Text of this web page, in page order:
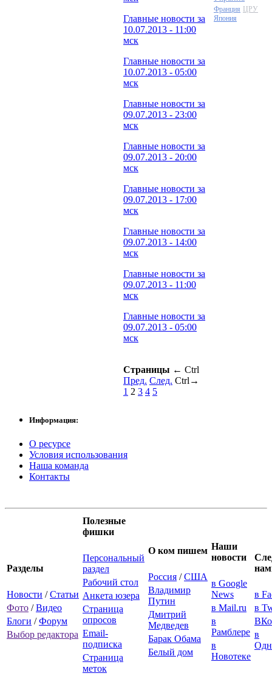
Главные новости за
10.07.2013 - 11:00
мск
Главные новости за
10.07.2013 - 05:00
мск
Главные новости за
09.07.2013 - 23:00
мск
Главные новости за
09.07.2013 - 20:00
мск
Главные новости за
09.07.2013 - 17:00
мск
Главные новости за
09.07.2013 - 14:00
мск
Главные новости за
09.07.2013 - 11:00
мск
Главные новости за
09.07.2013 - 05:00
мск
Страницы ← Ctrl
Пред. След. Ctrl →
1 2 3 4 5
Франция ЦРУ
Япония
Информация:
О ресурсе
Условия использования
Наша команда
Контакты
Разделы
Новости /Статьи
Фото /Видео
Блоги /Форум
Выбор редактора
Полезные
фишки
Персональный
раздел
Рабочий стол
Анкета юзера
Страница
опросов
Email-
подписка
Страница
меток
О ком пишем
Россия /США
Владимир
Путин
Дмитрий
Медведев
Барак Обама
Белый дом
Наши
новости
в Google
News
в Mail.ru
в
Рамблере
в
Новотеке
в
в
в